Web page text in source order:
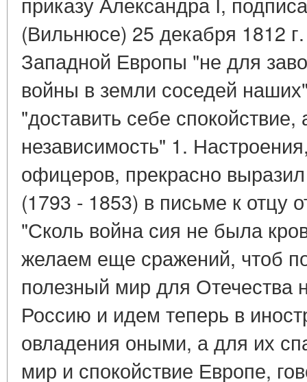
(Вильнюсе) 25 декабря 1812
Западной Европы "не для
войны в земли соседей
"доставить себе
независимость" 1.
офицеров, прекрасно
(1793 - 1853) в письме к отцу
"Сколь война сия не была
желаем еще сражений, чтоб
полезный мир для Отечества
Россию и идем теперь в
овладения оными, а для их
мир и спокойствие Европе,